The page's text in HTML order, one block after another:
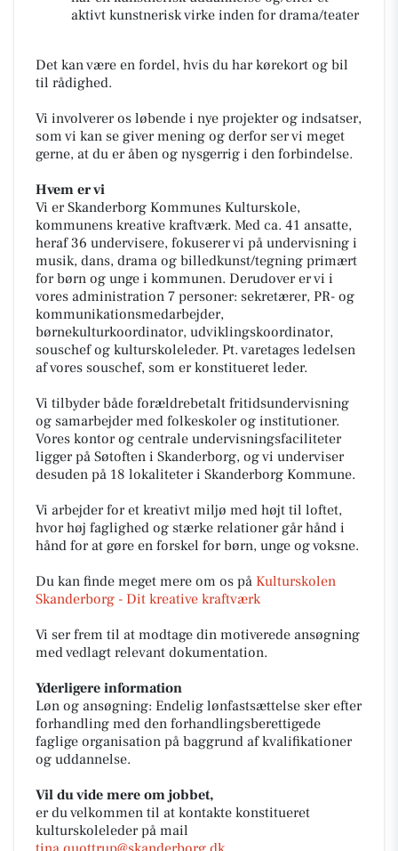
aktivt kunstnerisk virke inden for drama/teater
Det kan være en fordel, hvis du har kørekort og bil
til rådighed.
Vi involverer os løbende i nye projekter og indsatser,
som vi kan se giver mening og derfor ser vi meget
gerne, at du er åben og nysgerrig i den forbindelse.
Hvem er vi
Vi er Skanderborg Kommunes Kulturskole,
kommunens kreative kraftværk. Med ca. 41 ansatte,
heraf 36 undervisere, fokuserer vi på undervisning i
musik, dans, drama og billedkunst/tegning primært
for børn og unge i kommunen. Derudover er vi i
vores administration 7 personer: sekretærer, PR- og
kommunikationsmedarbejder,
børnekulturkoordinator, udviklingskoordinator,
souschef og kulturskoleleder. Pt. varetages ledelsen
af vores souschef, som er konstitueret leder.
Vi tilbyder både forældrebetalt fritidsundervisning
og samarbejder med folkeskoler og institutioner.
Vores kontor og centrale undervisningsfaciliteter
ligger på Søtoften i Skanderborg, og vi underviser
desuden på 18 lokaliteter i Skanderborg Kommune.
Vi arbejder for et kreativt miljø med højt til loftet,
hvor høj faglighed og stærke relationer går hånd i
hånd for at gøre en forskel for børn, unge og voksne.
Du kan finde meget mere om os på Kulturskolen
Skanderborg - Dit kreative kraftværk
Vi ser frem til at modtage din motiverede ansøgning
med vedlagt relevant dokumentation.
Yderligere information
Løn og ansøgning: Endelig lønfastsættelse sker efter
forhandling med den forhandlingsberettigede
faglige organisation på baggrund af kvalifikationer
og uddannelse.
Vil du vide mere om jobbet,
er du velkommen til at kontakte konstitueret
kulturskoleleder på mail